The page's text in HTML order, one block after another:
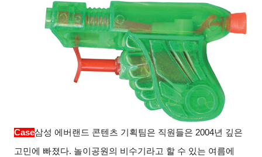
Case삼성 에버랜드 콘텐츠 기획팀은 직원들은 2004년 깊은
고민에 빠졌다. 놀이공원의 비수기라고 할 수 있는 여름에